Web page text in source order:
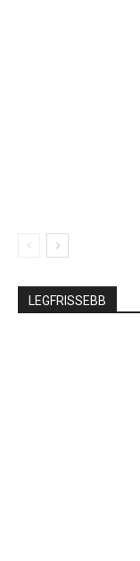
LEGFRISSEBB